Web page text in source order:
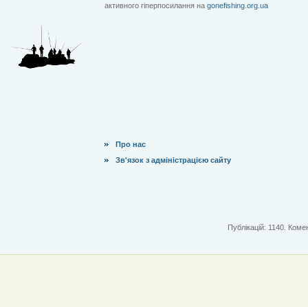
активного гіперпосилання на gonefishing.org.ua
Про нас
Зв'язок з адміністрацією сайту
Публікацій: 1140.